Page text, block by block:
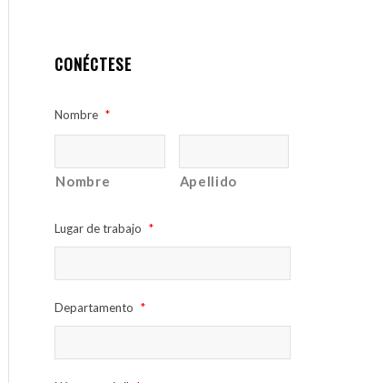
CONÉCTESE
Nombre *
Nombre Apellido
Lugar de trabajo *
Departamento *